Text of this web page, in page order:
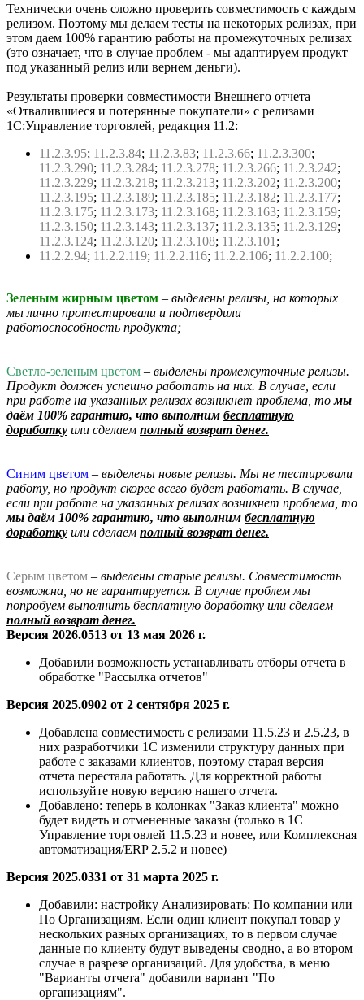
Технически очень сложно проверить совместимость с каждым
релизом. Поэтому мы делаем тесты на некоторых релизах, при
этом даем 100% гарантию работы на промежуточных релизах
(это означает, что в случае проблем - мы адаптируем продукт
под указанный релиз или вернем деньги).
Результаты проверки совместимости Внешнего отчета
«Отвалившиеся и потерянные покупатели» с релизами
1С:Управление торговлей, редакция 11.2:
11.2.3.95; 11.2.3.84; 11.2.3.83; 11.2.3.66; 11.2.3.300;
11.2.3.290; 11.2.3.284; 11.2.3.278; 11.2.3.266; 11.2.3.242;
11.2.3.229; 11.2.3.218; 11.2.3.213; 11.2.3.202; 11.2.3.200;
11.2.3.195; 11.2.3.189; 11.2.3.185; 11.2.3.182; 11.2.3.177;
11.2.3.175; 11.2.3.173; 11.2.3.168; 11.2.3.163; 11.2.3.159;
11.2.3.150; 11.2.3.143; 11.2.3.137; 11.2.3.135; 11.2.3.129;
11.2.3.124; 11.2.3.120; 11.2.3.108; 11.2.3.101 ;
11.2.2.94; 11.2.2.119; 11.2.2.116; 11.2.2.106; 11.2.2.100;
Зеленым жирным цветом – выделены релизы, на которых
мы лично протестировали и подтвердили
работоспособность продукта;
Светло-зеленым цветом – выделены промежуточные релизы.
Продукт должен успешно работать на них. В случае, если
при работе на указанных релизах возникнет проблема, томы
даём 100% гарантию, что выполним бесплатную
доработку или сделаем полный возврат денег.
Синим цветом – выделены новые релизы. Мы не тестировали
работу, но продукт скорее всего будет работать. В случае,
если при работе на указанных релизах возникнет проблема, то
мы даём 100% гарантию, что выполним бесплатную
доработку или сделаем полный возврат денег.
Серым цветом – выделены старые релизы. Совместимость
возможна, но не гарантируется. В случае проблем мы
попробуем выполнить бесплатную доработку или сделаем
полный возврат денег.
Версия 2026.0513 от 13 мая 2026 г.
Добавили возможность устанавливать отборы отчета в
обработке "Рассылка отчетов"
Версия 2025.0902 от 2 сентября 2025 г.
Добавлена совместимость с релизами 11.5.23 и 2.5.23, в
них разработчики 1С изменили структуру данных при
работе с заказами клиентов, поэтому старая версия
отчета перестала работать. Для корректной работы
используйте новую версию нашего отчета.
Добавлено: теперь в колонках "Заказ клиента" можно
будет видеть и отмененные заказы (только в 1С
Управление торговлей 11.5.23 и новее, или Комплексная
автоматизация/ERP 2.5.2 и новее)
Версия 2025.0331 от 31 марта 2025 г.
Добавили: настройку Анализировать: По компании или
По Организациям. Если один клиент покупал товар у
нескольких разных организациях, то в первом случае
данные по клиенту будут выведены сводно, а во втором
случае в разрезе организаций. Для удобства, в меню
"Варианты отчета" добавили вариант "По
организациям".